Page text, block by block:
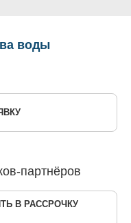
воды
партнёров
В РАССРОЧКУ